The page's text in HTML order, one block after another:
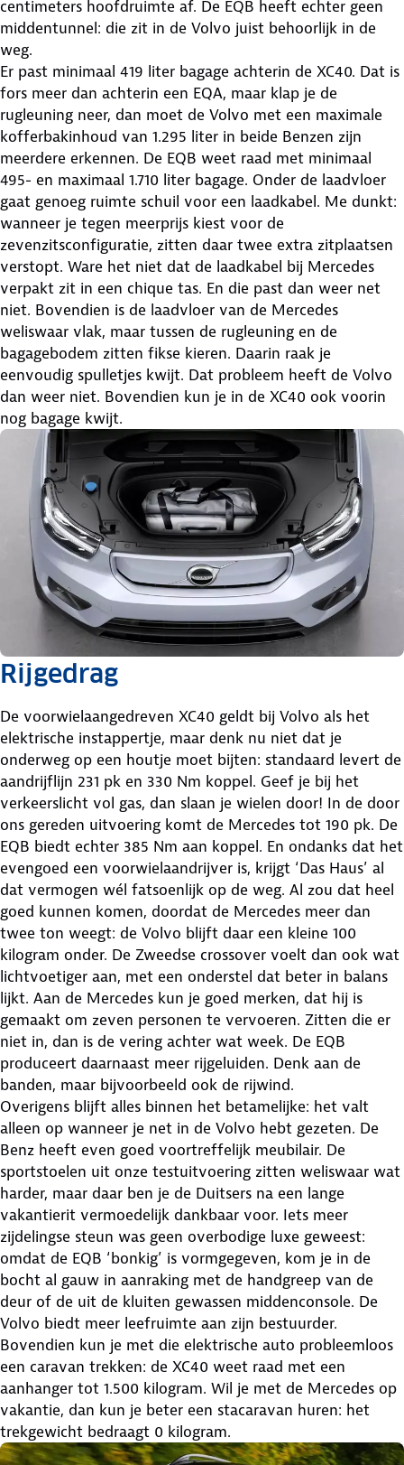
centimeters hoofdruimte af. De EQB heeft echter geen
middentunnel: die zit in de Volvo juist behoorlijk in de
weg.
Er past minimaal 419 liter bagage achterin de XC40. Dat is
fors meer dan achterin een EQA, maar klap je de
rugleuning neer, dan moet de Volvo met een maximale
kofferbakinhoud van 1.295 liter in beide Benzen zijn
meerdere erkennen. De EQB weet raad met minimaal
495- en maximaal 1.710 liter bagage. Onder de laadvloer
gaat genoeg ruimte schuil voor een laadkabel. Me dunkt:
wanneer je tegen meerprijs kiest voor de
zevenzitsconfiguratie, zitten daar twee extra zitplaatsen
verstopt. Ware het niet dat de laadkabel bij Mercedes
verpakt zit in een chique tas. En die past dan weer net
niet. Bovendien is de laadvloer van de Mercedes
weliswaar vlak, maar tussen de rugleuning en de
bagagebodem zitten fikse kieren. Daarin raak je
eenvoudig spulletjes kwijt. Dat probleem heeft de Volvo
dan weer niet. Bovendien kun je in de XC40 ook voorin
nog bagage kwijt.
Rijgedrag
De voorwielaangedreven XC40 geldt bij Volvo als het
elektrische instappertje, maar denk nu niet dat je
onderweg op een houtje moet bijten: standaard levert de
aandrijflijn 231 pk en 330 Nm koppel. Geef je bij het
verkeerslicht vol gas, dan slaan je wielen door! In de door
ons gereden uitvoering komt de Mercedes tot 190 pk. De
EQB biedt echter 385 Nm aan koppel. En ondanks dat het
evengoed een voorwielaandrijver is, krijgt ‘Das Haus’ al
dat vermogen wél fatsoenlijk op de weg. Al zou dat heel
goed kunnen komen, doordat de Mercedes meer dan
twee ton weegt: de Volvo blijft daar een kleine 100
kilogram onder. De Zweedse crossover voelt dan ook wat
lichtvoetiger aan, met een onderstel dat beter in balans
lijkt. Aan de Mercedes kun je goed merken, dat hij is
gemaakt om zeven personen te vervoeren. Zitten die er
niet in, dan is de vering achter wat week. De EQB
produceert daarnaast meer rijgeluiden. Denk aan de
banden, maar bijvoorbeeld ook de rijwind.
Overigens blijft alles binnen het betamelijke: het valt
alleen op wanneer je net in de Volvo hebt gezeten. De
Benz heeft even goed voortreffelijk meubilair. De
sportstoelen uit onze testuitvoering zitten weliswaar wat
harder, maar daar ben je de Duitsers na een lange
vakantierit vermoedelijk dankbaar voor. Iets meer
zijdelingse steun was geen overbodige luxe geweest:
omdat de EQB ‘bonkig’ is vormgegeven, kom je in de
bocht al gauw in aanraking met de handgreep van de
deur of de uit de kluiten gewassen middenconsole. De
Volvo biedt meer leefruimte aan zijn bestuurder.
Bovendien kun je met die elektrische auto probleemloos
een caravan trekken: de XC40 weet raad met een
aanhanger tot 1.500 kilogram. Wil je met de Mercedes op
vakantie, dan kun je beter een stacaravan huren: het
trekgewicht bedraagt 0 kilogram.